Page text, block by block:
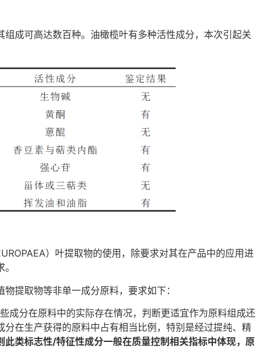
成可高达数百种。油橄榄叶有多种活性成分，本次引起关
）叶提取物的使用，除要求对其在产品中的应用进
提取物等非单一成分原料，要求如下：
成分在原料中的实际存在情况，判断更适宜作为原料组成还
在生产获得的原料中占有相当比例，特别是经过提纯、精
此类标志性/特征性成分一般在质量控制相关指标中体现，原